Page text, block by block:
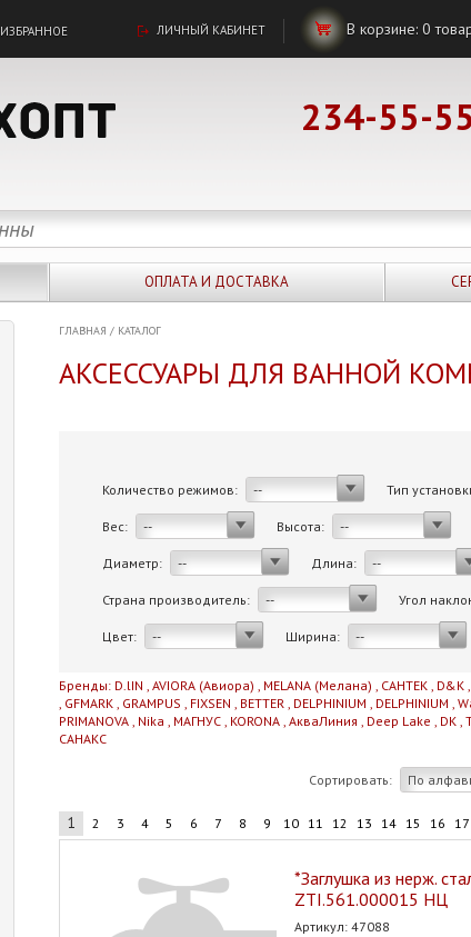
ИЗБРАННОЕ ЛИЧНЫЙ КАБИНЕТ В корзине: 0
234-55-55
ОПЛАТА И ДОСТАВКА
ГЛАВНАЯ / КАТАЛОГ
АКСЕССУАРЫ ДЛЯ ВАННОЙ
Количество режимов:
-- Тип
Вес: -- Высота: --
Диаметр: -- Длина: --
Страна производитель: -- Угол
Цвет: -- Ширина: --
Бренды: D.lIN , AVIORA (Авиора) , MELANA (Мелана) , САНТЕК , D&K ,
, GFMARK , GRAMPUS , FIXSEN , BETTER , DELPHINIUM , DELPHINIUM ,
PRIMANOVA , Nika , МАГНУС , KORONA , АкваЛиния , Deep Lake , DK ,
САНАКС
Сортировать: По
1 2 3 4 5 6 7 8 9 10 11 12 13 14 15 16 17
*Заглушка из нерж.
ZTI.561.000015 НЦ
Артикул: 47088